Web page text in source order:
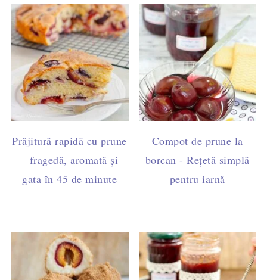
Prăjitură rapidă cu prune
– fragedă, aromată și
gata în 45 de minute
Compot de prune la
borcan - Rețetă simplă
pentru iarnă